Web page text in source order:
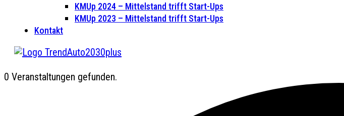
KMUp 2024 – Mittelstand trifft Start-Ups
KMUp 2023 – Mittelstand trifft Start-Ups
Kontakt
0 Veranstaltungen gefunden.